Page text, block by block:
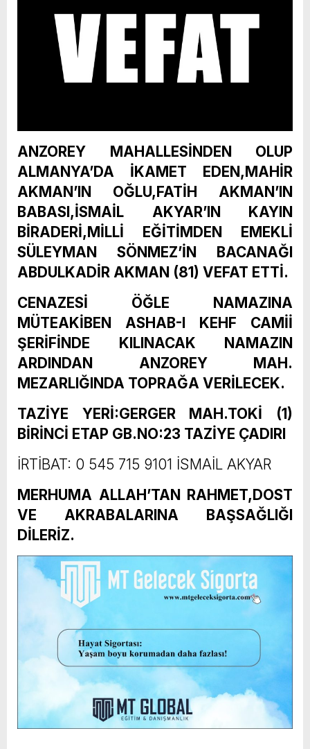
ANZOREY MAHALLESİNDEN OLUP
ALMANYA’DA İKAMET EDEN,MAHİR
AKMAN’IN OĞLU,FATİH AKMAN’IN
BABASI,İSMAİL AKYAR’IN KAYIN
BİRADERİ,MİLLİ EĞİTİMDEN EMEKLİ
SÜLEYMAN SÖNMEZ’İN BACANAĞI
ABDULKADİR AKMAN (81) VEFAT ETTİ.
CENAZESİ ÖĞLE NAMAZINA
MÜTEAKİBEN ASHAB-I KEHF CAMİİ
ŞERİFİNDE KILINACAK NAMAZIN
ARDINDAN ANZOREY MAH.
MEZARLIĞINDA TOPRAĞA VERİLECEK.
TAZİYE YERİ:GERGER MAH.TOKİ (1)
BİRİNCİ ETAP GB.NO:23 TAZİYE ÇADIRI
İRTİBAT: 0 545 715 9101 İSMAİL AKYAR
MERHUMA ALLAH’TAN RAHMET,DOST
VE AKRABALARINA BAŞSAĞLIĞI
DİLERİZ.